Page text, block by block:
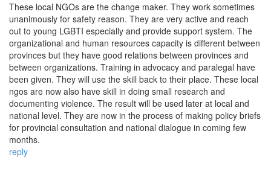
These local NGOs are the change maker. They work sometimes
unanimously for safety reason. They are very active and reach
out to young LGBTI especially and provide support system. The
organizational and human resources capacity is different between
provinces but they have good relations between provinces and
between organizations. Training in advocacy and paralegal have
been given. They will use the skill back to their place. These local
ngos are now also have skill in doing small research and
documenting violence. The result will be used later at local and
national level. They are now in the process of making policy briefs
for provincial consultation and national dialogue in coming few
months.
reply